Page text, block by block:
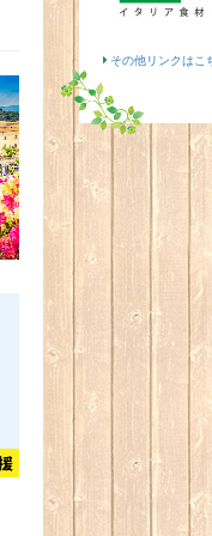
その他リンクはこ